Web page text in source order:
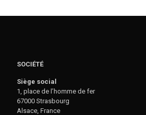
SOCIÉTÉ
Siège social
1, place de l’homme de fer
67000 Strasbourg
Alsace, France